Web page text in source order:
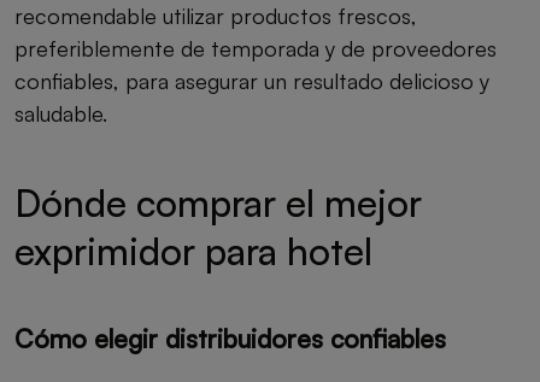
recomendable utilizar productos frescos,
preferiblemente de temporada y de proveedores
confiables, para asegurar un resultado delicioso y
saludable.
Dónde comprar el mejor
exprimidor para hotel
Cómo elegir distribuidores confiables